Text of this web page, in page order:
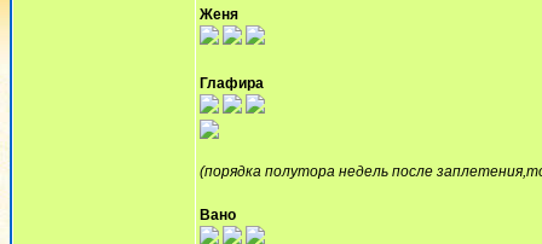
Женя
Глафира
(порядка полутора недель после
Вано